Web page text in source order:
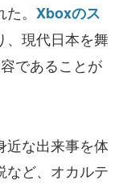
。 Xboxのス
、現代日本を舞
であることが
近な出来事を体
など、オカルテ